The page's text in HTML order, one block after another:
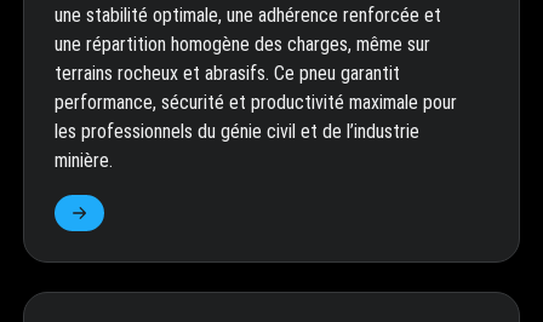
une stabilité optimale, une adhérence renforcée et
une répartition homogène des charges, même sur
terrains rocheux et abrasifs. Ce pneu garantit
performance, sécurité et productivité maximale pour
les professionnels du génie civil et de l’industrie
minière.